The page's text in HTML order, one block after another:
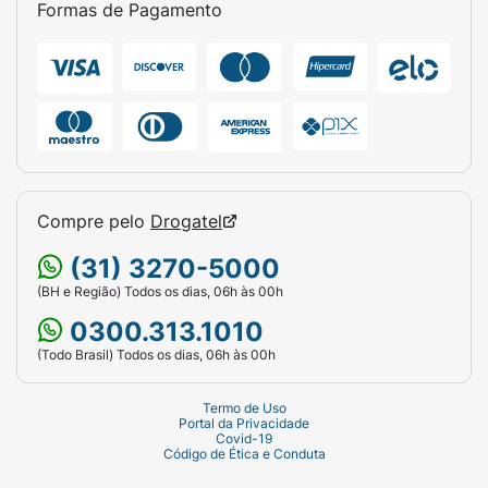
fralda, limpeza das mãos e do rosto). Após o
manter a umidade e o frescor das toalhas
restantes no pacote. Descarte a toalha usada
no lixo comum (nunca descarte no vaso
sanitário).
Marca:Babysec.
Linha: Ultra Fresh.
Produto:Toalhas Umedecidas / Lenços
Umedecidos.
Ativo Principal:Aloe Vera.
Características Especiais:
Formas de Pagamento
Compre pelo Drogatel
(31) 3270-5000
(BH e Região) Todos os dias, 06h às 00h
0300.313.1010
(Todo Brasil) Todos os dias, 06h às 00h
Termo de Uso
Portal da Privacidade
Covid-19
Código de Ética e Conduta